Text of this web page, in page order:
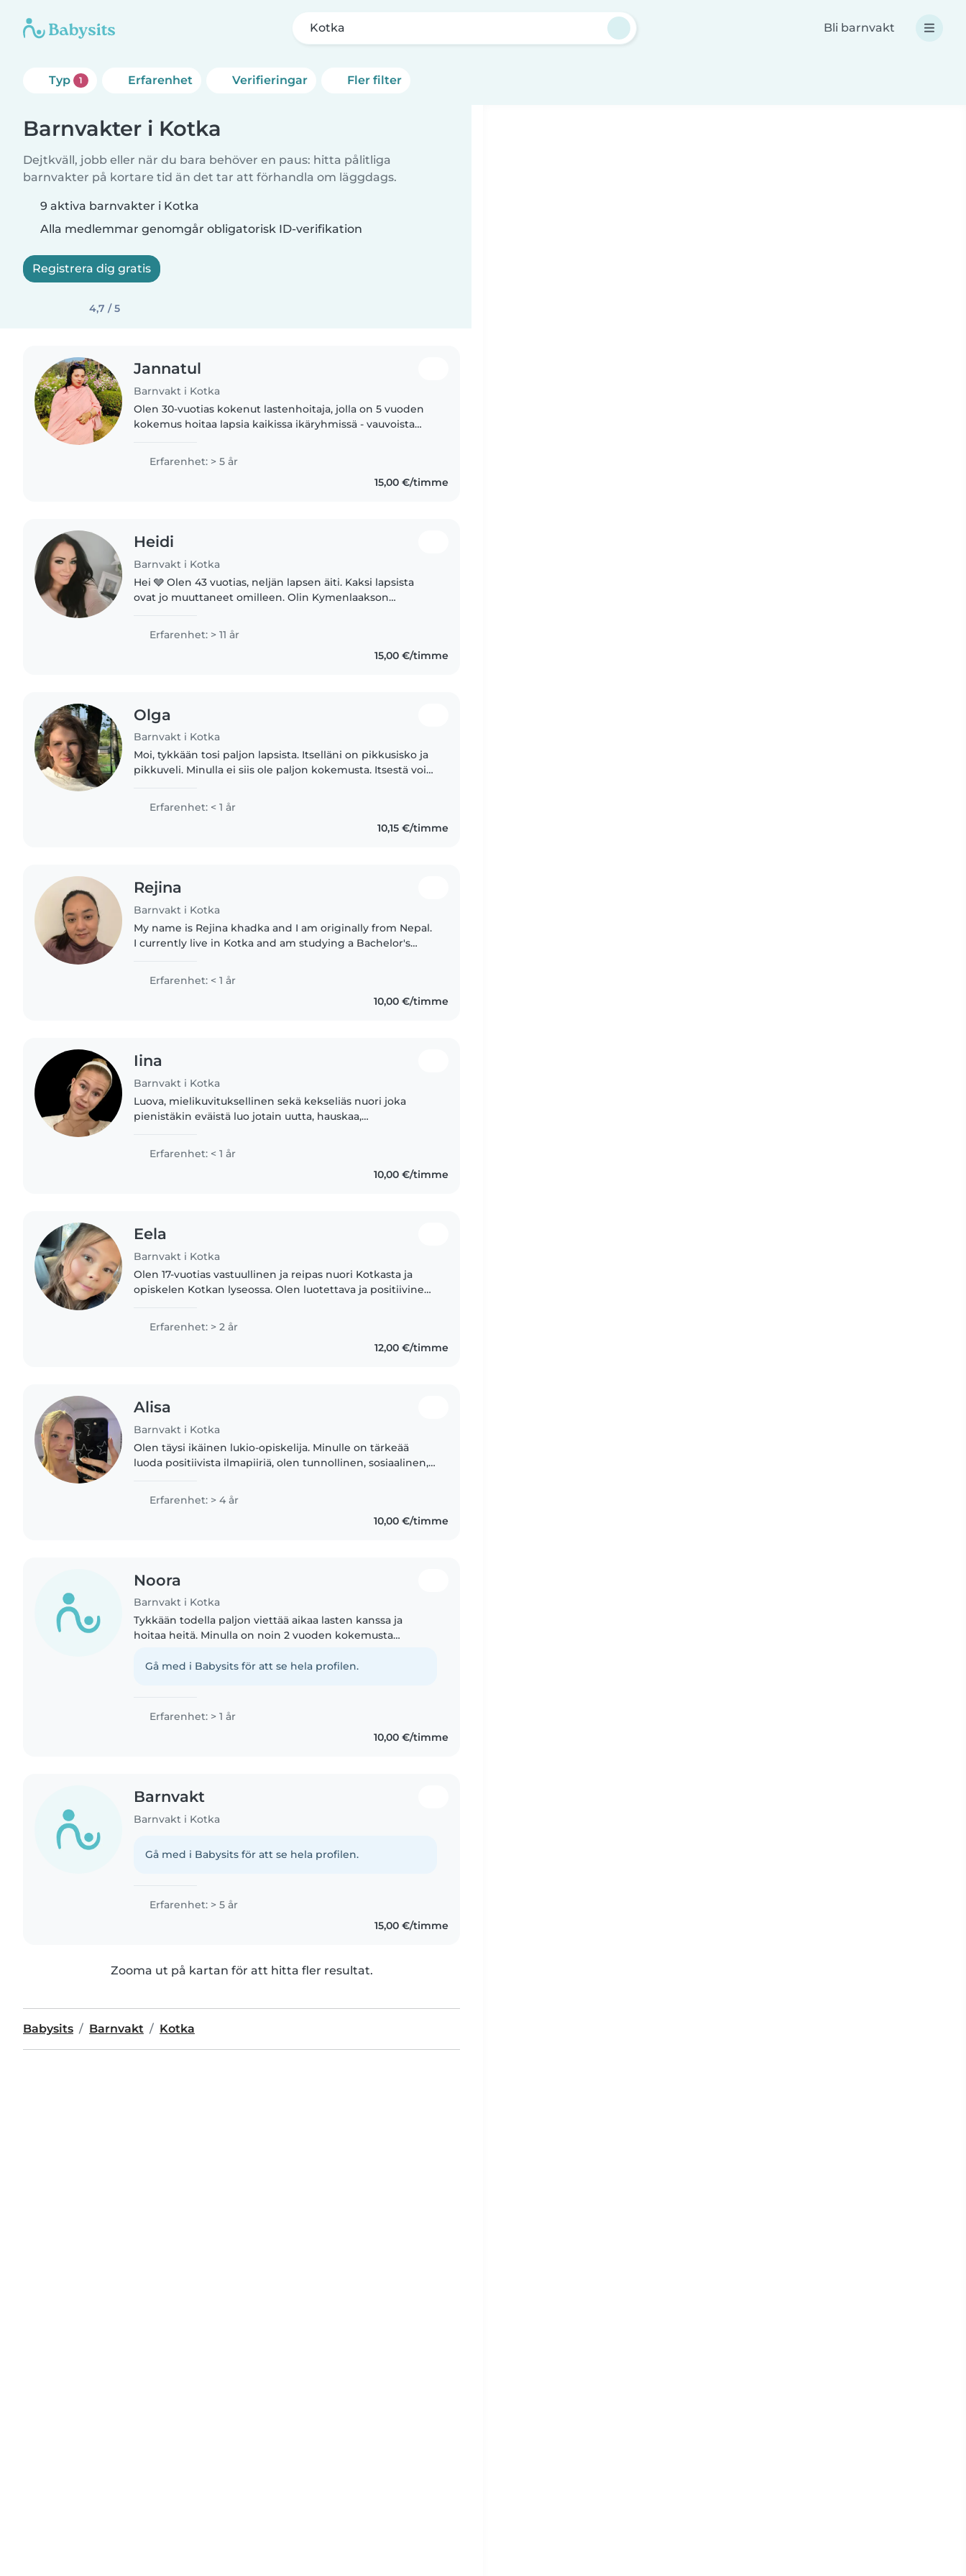
Kotka Bli barnvakt
Typ 1 Erfarenhet Verifieringar Fler filter
Barnvakter i Kotka
Dejtkväll, jobb eller när du bara behöver en paus: hitta pålitliga
barnvakter på kortare tid än det tar att förhandla om läggdags.
9 aktiva barnvakter i Kotka
Alla medlemmar genomgår obligatorisk ID-verifikation
Registrera dig gratis
4,7 / 5
Jannatul
Barnvakt i Kotka
Olen 30-vuotias kokenut lastenhoitaja, jolla on 5 vuoden
kokemus hoitaa lapsia kaikissa ikäryhmissä - vauvoista
hoitaja,..
Erfarenhet: > 5 år
15,00 €/timme
Heidi
Barnvakt i Kotka
Hei 🩶 Olen 43 vuotias, neljän lapsen äiti. Kaksi lapsista
ovat jo muuttaneet omilleen. Olin Kymenlaakson
erikoisalan asiantuntija...
Erfarenhet: > 11 år
15,00 €/timme
Olga
Barnvakt i Kotka
Moi, tykkään tosi paljon lapsista. Itselläni on pikkusisko ja
pikkuveli. Minulla ei siis ole paljon kokemusta. Itsestä voin
pitää..
Erfarenhet: < 1 år
10,15 €/timme
Rejina
Barnvakt i Kotka
My name is Rejina khadka and I am originally from Nepal.
I currently live in Kotka and am studying a Bachelor's
nursing studies..
Erfarenhet: < 1 år
10,00 €/timme
Iina
Barnvakt i Kotka
Luova, mielikuvituksellinen sekä kekseliäs nuori joka
pienistäkin eväistä luo jotain uutta, hauskaa,
musiikkitaustaa niin jalkapallon,..
Erfarenhet: < 1 år
10,00 €/timme
Eela
Barnvakt i Kotka
Olen 17-vuotias vastuullinen ja reipas nuori Kotkasta ja
opiskelen Kotkan lyseossa. Olen luotettava ja positiivinen,
luomisen. Minulla..
Erfarenhet: > 2 år
12,00 €/timme
Alisa
Barnvakt i Kotka
Olen täysi ikäinen lukio-opiskelija. Minulle on tärkeää
luoda positiivista ilmapiiriä, olen tunnollinen, sosiaalinen,
mahdollistaa minua..
Erfarenhet: > 4 år
10,00 €/timme
Noora
Barnvakt i Kotka
Tykkään todella paljon viettää aikaa lasten kanssa ja
hoitaa heitä. Minulla on noin 2 vuoden kokemusta
paljon erilaista tekemistä...
Gå med i Babysits för att se hela profilen.
Erfarenhet: > 1 år
10,00 €/timme
Barnvakt
Barnvakt i Kotka
Gå med i Babysits för att se hela profilen.
Erfarenhet: > 5 år
15,00 €/timme
Zooma ut på kartan för att hitta fler resultat.
Babysits Barnvakt Kotka